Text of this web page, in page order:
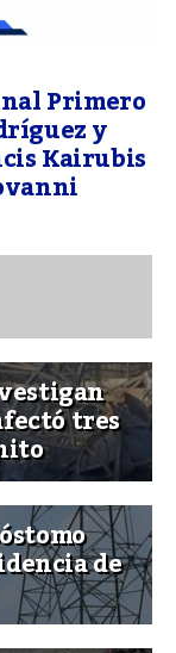
Primero
y
Kairubis
tres
de